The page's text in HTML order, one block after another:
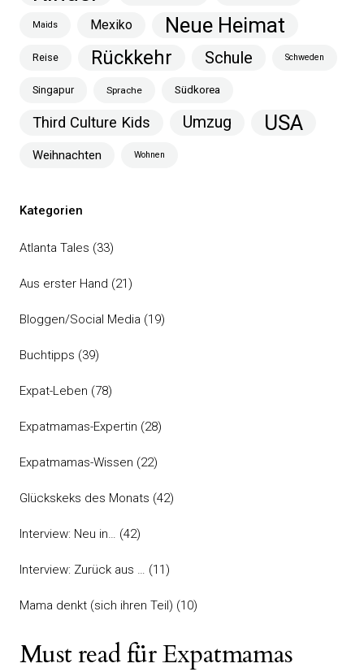
Maids Mexiko Neue Heimat
Reise Rückkehr Schule Schweden
Singapur Sprache Südkorea
Third Culture Kids Umzug USA
Weihnachten Wohnen
Kategorien
Atlanta Tales (33)
Aus erster Hand (21)
Bloggen/Social Media (19)
Buchtipps (39)
Expat-Leben (78)
Expatmamas-Expertin (28)
Expatmamas-Wissen (22)
Glückskeks des Monats (42)
Interview: Neu in… (42)
Interview: Zurück aus … (11)
Mama denkt (sich ihren Teil) (10)
Must read für Expatmamas